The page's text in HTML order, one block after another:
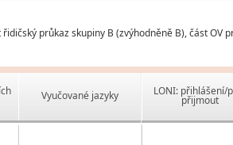
průkaz skupiny B (zvýhodněně B), část OV
Vyučované jazyky LONI: přihlášení/
přijmout